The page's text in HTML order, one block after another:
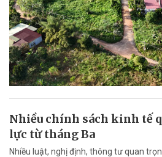
Nhiều chính sách kinh tế
lực từ tháng Ba
Nhiều luật, nghị định, thông tư quan